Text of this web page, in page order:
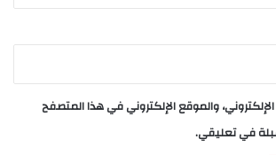
والموقع الإلكتروني في هذا المتصفح
في تعليقي.